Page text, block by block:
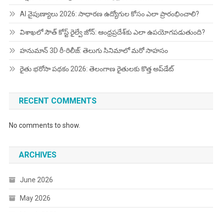
AI నైపుణ్యాలు 2026: సాధారణ ఉద్యోగుల కోసం ఎలా ప్రారంభించాలి?
విశాఖలో సౌత్ కోస్ట్ రైల్వే జోన్: ఆంధ్రప్రదేశ్‌కు ఎలా ఉపయోగపడుతుంది?
హనుమాన్ 3D రీ-రిలీజ్: తెలుగు సినిమాలో మరో సాహసం
రైతు భరోసా పథకం 2026: తెలంగాణ రైతులకు కొత్త అప్‌డేట్
RECENT COMMENTS
No comments to show.
ARCHIVES
June 2026
May 2026